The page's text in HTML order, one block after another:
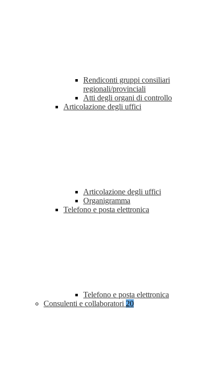
Rendiconti gruppi consiliari
regionali/provinciali
Atti degli organi di controllo
Articolazione degli uffici
Articolazione degli uffici
Organigramma
Telefono e posta elettronica
Telefono e posta elettronica
Consulenti e collaboratori 20